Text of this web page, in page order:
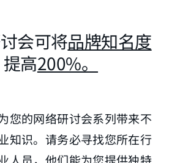
会可将品牌知名度
提高200%。
您的网络研讨会系列带来不
知识。请务必寻找您所在行
人员，他们能为您提供独特